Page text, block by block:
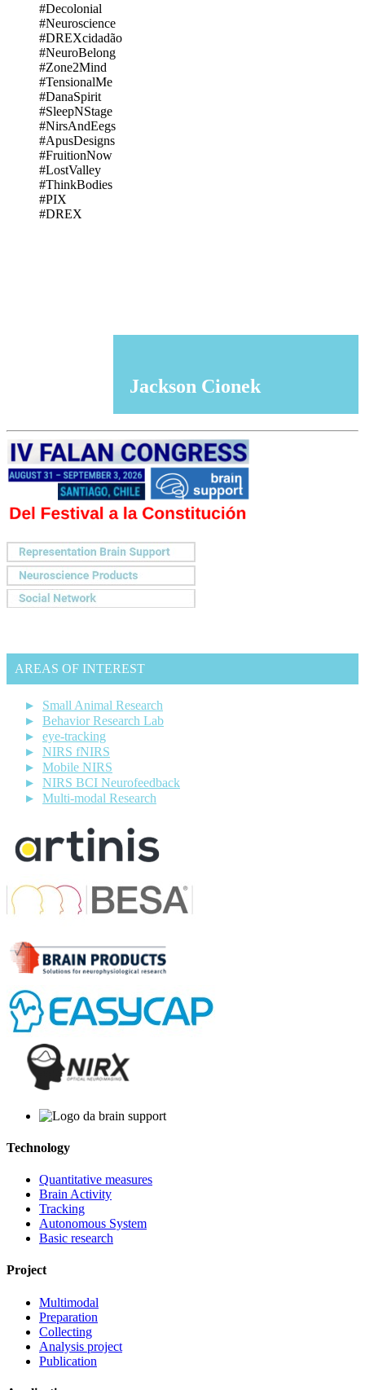
#Decolonial
#Neuroscience
#DREXcidadão
#NeuroBelong
#Zone2Mind
#TensionalMe
#DanaSpirit
#SleepNStage
#NirsAndEegs
#ApusDesigns
#FruitionNow
#LostValley
#ThinkBodies
#PIX
#DREX
Jackson Cionek
AREAS OF INTEREST
Small Animal Research
Behavior Research Lab
eye-tracking
NIRS fNIRS
Mobile NIRS
NIRS BCI Neurofeedback
Multi-modal Research
Technology
Quantitative measures
Brain Activity
Tracking
Autonomous System
Basic research
Project
Multimodal
Preparation
Collecting
Analysis project
Publication